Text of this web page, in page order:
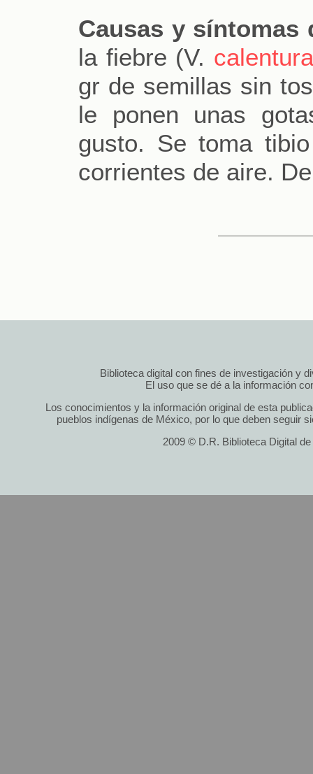
Causas y síntomas
la fiebre (V. calentura
gr de semillas sin
le ponen unas
gusto. Se toma
corrientes de aire.
Biblioteca digital con fines de investigación y
El uso que se dé a la información
Los conocimientos y la información original de esta
pueblos indígenas de México, por lo que deben seguir
2009 © D.R. Biblioteca Digital